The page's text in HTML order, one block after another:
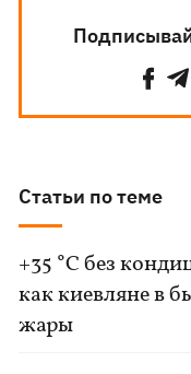
Статьи по теме
+35 °C без
как киевляне в
жары